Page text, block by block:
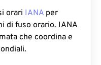
orari IANA per
di fuso orario. IANA
che coordina e